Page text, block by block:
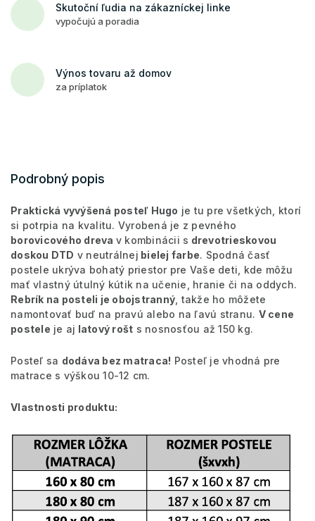
Skutoční ľudia na zákazníckej linke
vypočujú a poradia
Výnos tovaru až domov
za príplatok
Podrobný popis
Praktická vyvýšená posteľ Hugo je tu pre všetkých, ktorí
si potrpia na kvalitu. Vyrobená je z pevného
borovicového dreva v kombinácii s drevotrieskovou
doskou DTD v neutrálnej bielej farbe. Spodná časť
postele ukrýva bohatý priestor pre Vaše deti, kde môžu
mať vlastný útulný kútik na učenie, hranie či na oddych.
Rebrík na posteli je obojstranný , takže ho môžete
namontovať buď na pravú alebo na ľavú stranu. V cene
postele je aj latový rošt s nosnosťou až 150 kg.
Posteľ sa dodáva bez matraca! Posteľ je vhodná pre
matrace s výškou 10-12 cm.
Vlastnosti produktu: